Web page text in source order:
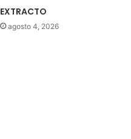
EXTRACTO
agosto 4, 2026